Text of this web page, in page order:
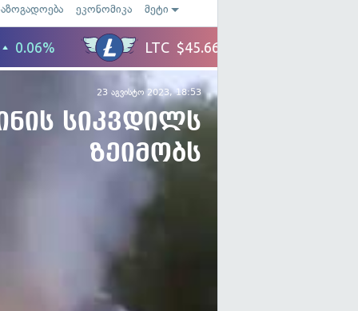
ეკონომიკა მეტი
23 აგვისტო 2023, 18:53
სიკვდილს
ზეიმობს